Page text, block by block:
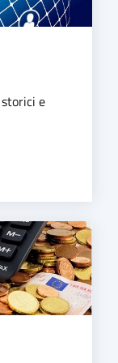
e
ONLINE